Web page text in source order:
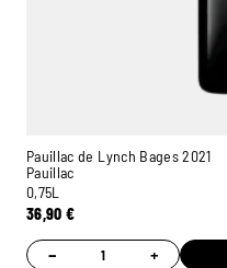
Pauillac de Lynch Bages 2021
Pauillac
0,75L
36,90€
− +